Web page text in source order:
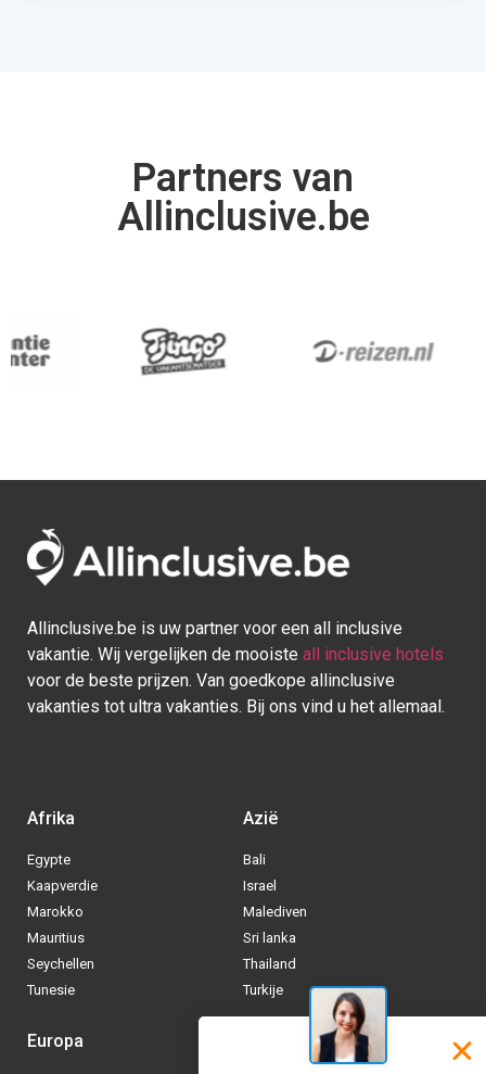
Partners van
Allinclusive.be
Allinclusive.be is uw partner voor een all inclusive
vakantie. Wij vergelijken de mooiste all inclusive hotels
voor de beste prijzen. Van goedkope allinclusive
vakanties tot ultra vakanties. Bij ons vind u het allemaal.
Afrika
Egypte
Kaapverdie
Marokko
Mauritius
Seychellen
Tunesie
Azië
Bali
Israel
Malediven
Sri lanka
Thailand
Turkije
Europa Caraïben